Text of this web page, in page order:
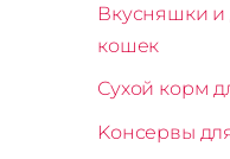
Вкусняшки и
кошек
Сухой корм
Kонсервы